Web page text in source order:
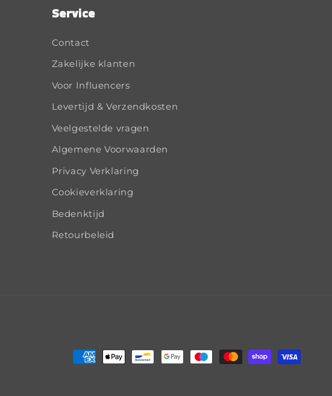
Service
Contact
Zakelijke klanten
Voor Influencers
Levertijd & Verzendkosten
Veelgestelde vragen
Algemene Voorwaarden
Privacy Verklaring
Cookieverklaring
Bedenktijd
Retourbeleid
Zahlungsmethoden